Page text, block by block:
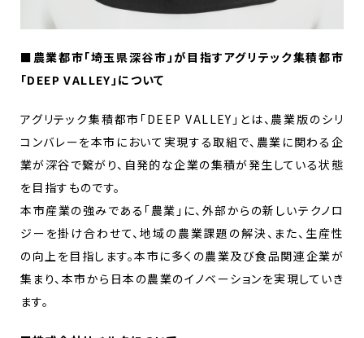
■農業都市「埼玉県深谷市」が目指すアグリテック集積都市
「DEEP VALLEY」について
アグリテック集積都市「DEEP VALLEY」とは、農業版のシリ
コンバレーを本市において実現する取組で、農業に関わる企
業が深谷で繋がり、自発的な企業の集積が発生している状態
を目指すものです。
本市産業の強みである「農業」に、外部からの新しいテクノロ
ジーを掛け合わせて、地域の農業課題の解決、また、生産性
の向上を目指します。本市に多くの農業及び食品関連企業が
集まり、本市から日本の農業のイノベーションを実現していき
ます。